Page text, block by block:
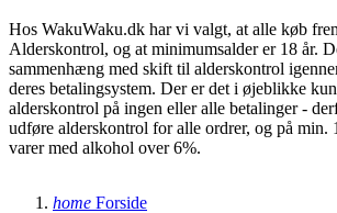
Hos WakuWaku.dk har vi valgt, at alle køb
Alderskontrol, og at minimumsalder er 18 år.
sammenhæng med skift til alderskontrol
deres betalingsystem. Der er det i øjeblikke
alderskontrol på ingen eller alle betalinger -
udføre alderskontrol for alle ordrer, og på min.
varer med alkohol over 6%.
home Forside